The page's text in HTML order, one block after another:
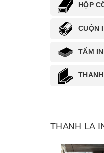
HỘP
CUỘN
TẤM
THANH LA